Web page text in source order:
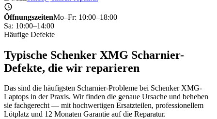
ÖffnungszeitenMo–Fr: 10:00–18:00
Sa: 10:00–14:00
Häufige Defekte
Typische Schenker XMG Scharnier-
Defekte, die wir reparieren
Das sind die häufigsten Scharnier-Probleme bei Schenker XMG-
Laptops in der Praxis. Wir finden die genaue Ursache und beheben
sie fachgerecht — mit hochwertigen Ersatzteilen, professionellem
Lötplatz und 12 Monaten Garantie auf die Reparatur.